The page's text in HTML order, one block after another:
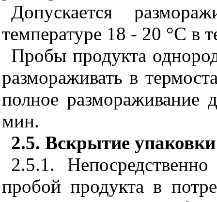
Допускается
температуре 18 - 20 °С в
Пробы продукта
размораживать в
полное размораживание
мин.
2.5. Вскрытие
2.5.1.
пробой продукта в